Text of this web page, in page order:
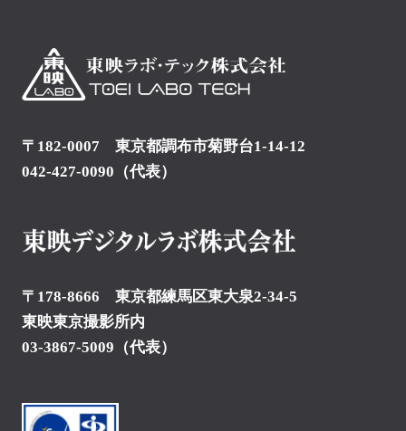
〒182-0007 東京都調布市菊野台1-14-12
042-427-0090 （代表）
〒178-8666 東京都練馬区東大泉2-34-5
東映東京撮影所内
03-3867-5009 （代表）